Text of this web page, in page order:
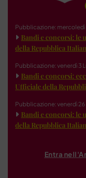
Pubblicazione:
Bandi e concorsi: le
della Repubblica
Pubblicazione: venerdì 3
Bandi e concorsi:
Ufficiale della
Pubblicazione: venerdì
Bandi e concorsi: le
della Repubblica
Entra